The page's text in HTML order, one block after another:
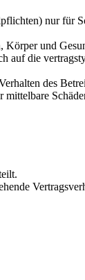
nur für
Körper und
auf die
des